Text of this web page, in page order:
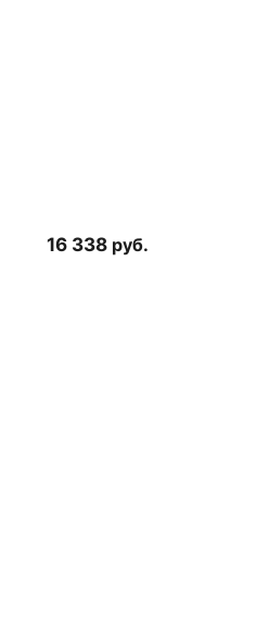
16 338 руб.